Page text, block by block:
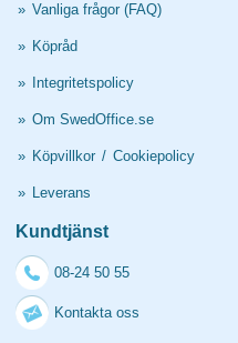
» Vanliga frågor (FAQ)
» Köpråd
» Integritetspolicy
» Om SwedOffice.se
» Köpvillkor / Cookiepolicy
» Leverans
Kundtjänst
08-24 50 55
Kontakta oss